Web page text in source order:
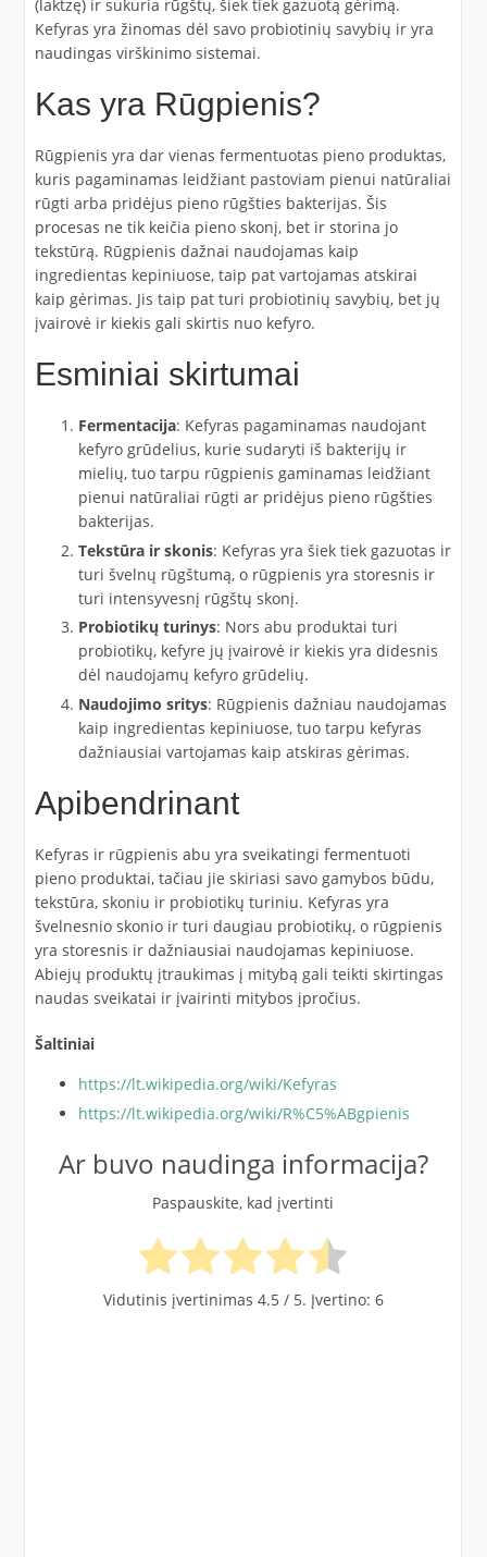
(laktzę) ir sukuria rūgštų, šiek tiek gazuotą gėrimą.
Kefyras yra žinomas dėl savo probiotinių savybių ir yra
naudingas virškinimo sistemai.
Kas yra Rūgpienis?
Rūgpienis yra dar vienas fermentuotas pieno produktas,
kuris pagaminamas leidžiant pastoviam pienui natūraliai
rūgti arba pridėjus pieno rūgšties bakterijas. Šis
procesas ne tik keičia pieno skonį, bet ir storina jo
tekstūrą. Rūgpienis dažnai naudojamas kaip
ingredientas kepiniuose, taip pat vartojamas atskirai
kaip gėrimas. Jis taip pat turi probiotinių savybių, bet jų
įvairovė ir kiekis gali skirtis nuo kefyro.
Esminiai skirtumai
Fermentacija: Kefyras pagaminamas naudojant
kefyro grūdelius, kurie sudaryti iš bakterijų ir
mielių, tuo tarpu rūgpienis gaminamas leidžiant
pienui natūraliai rūgti ar pridėjus pieno rūgšties
bakterijas.
Tekstūra ir skonis: Kefyras yra šiek tiek gazuotas ir
turi švelnų rūgštumą, o rūgpienis yra storesnis ir
turi intensyvesnį rūgštų skonį.
Probiotikų turinys: Nors abu produktai turi
probiotikų, kefyre jų įvairovė ir kiekis yra didesnis
dėl naudojamų kefyro grūdelių.
Naudojimo sritys: Rūgpienis dažniau naudojamas
kaip ingredientas kepiniuose, tuo tarpu kefyras
dažniausiai vartojamas kaip atskiras gėrimas.
Apibendrinant
Kefyras ir rūgpienis abu yra sveikatingi fermentuoti
pieno produktai, tačiau jie skiriasi savo gamybos būdu,
tekstūra, skoniu ir probiotikų turiniu. Kefyras yra
švelnesnio skonio ir turi daugiau probiotikų, o rūgpienis
yra storesnis ir dažniausiai naudojamas kepiniuose.
Abiejų produktų įtraukimas į mitybą gali teikti skirtingas
naudas sveikatai ir įvairinti mitybos įpročius.
Šaltiniai
https://lt.wikipedia.org/wiki/Kefyras
https://lt.wikipedia.org/wiki/R%C5%ABgpienis
Ar buvo naudinga informacija?
Paspauskite, kad įvertinti
Vidutinis įvertinimas 4.5/ 5. Įvertino: 6